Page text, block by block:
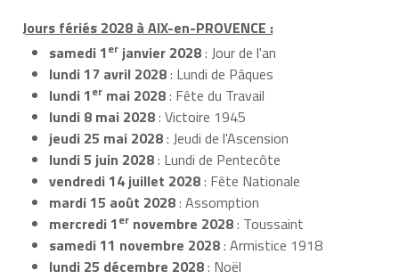
Jours fériés 2028 à AIX-en-PROVENCE :
samedi 1er janvier 2028: Jour de l'an
lundi 17 avril 2028: Lundi de Pâques
lundi 1er mai 2028: Fête du Travail
lundi 8 mai 2028: Victoire 1945
jeudi 25 mai 2028: Jeudi de l'Ascension
lundi 5 juin 2028: Lundi de Pentecôte
vendredi 14 juillet 2028: Fête Nationale
mardi 15 août 2028: Assomption
mercredi 1er novembre 2028: Toussaint
samedi 11 novembre 2028: Armistice 1918
lundi 25 décembre 2028: Noël